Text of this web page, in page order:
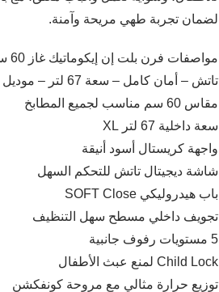
لضمان تجربة طهي مريحة وآمنة.
تاتش – أمان كامل – سعة 67 لتر – موديل – G6504TDX:
مقاس 60 سم مناسب لجميع المطابخ
سعة داخلية 67 لتر XL
واجهة كريستال أسود أنيقة
شاشة ديجيتال تاتش للتحكم السهل
باب هيدروليكي SOFT Close
تجويف داخلي مسطح سهل التنظيف
5 مستويات رفوف جانبية
Child Lock لمنع عبث الأطفال
توزيع حرارة مثالي مع مروحة كونفكشن